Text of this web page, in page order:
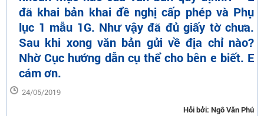
đã khai bản khai đề nghị cấp phép và Phụ
lục 1 mẫu 1G. Như vậy đã đủ giấy tờ chưa.
Sau khi xong văn bản gửi về địa chỉ nào?
Nhờ Cục hướng dẫn cụ thể cho bên e biết. E
cám ơn.
24/05/2019
Hỏi bởi: Ngô Văn Phú